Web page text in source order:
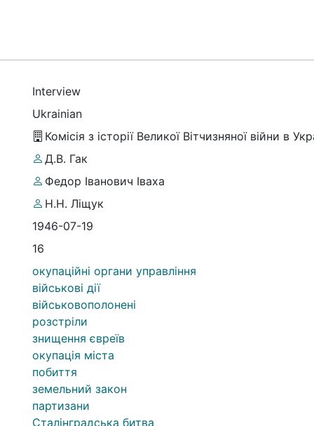
Interview
Ukrainian
Комісія з історії Великої Вітчизняної війни в
Д.В. Гак
Федор Іванович Іваха
Н.Н. Ліщук
1946-07-19
16
окупаційні органи управління
військові дії
військовополонені
розстріли
знищення євреїв
окупація міста
побиття
земельний закон
партизани
Сталінградська битва